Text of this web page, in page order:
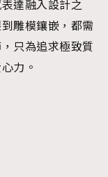
達融入設計之
雕模鑲嵌，都需
只為追求極致質
力。